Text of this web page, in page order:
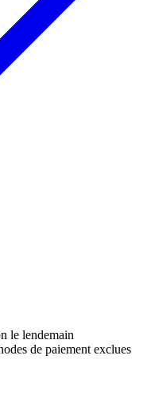
le lendemain
de paiement exclues